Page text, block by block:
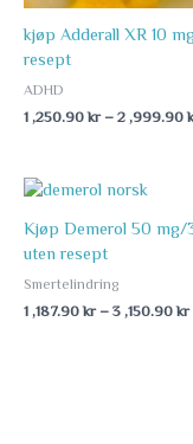
kjøp Adderall XR 10
resept
ADHD
1 ,250.90kr – 2 ,999.90
Kjøp Demerol 50 mg/
uten resept
Smertelindring
1 ,187.90kr – 3 ,150.90kr
1